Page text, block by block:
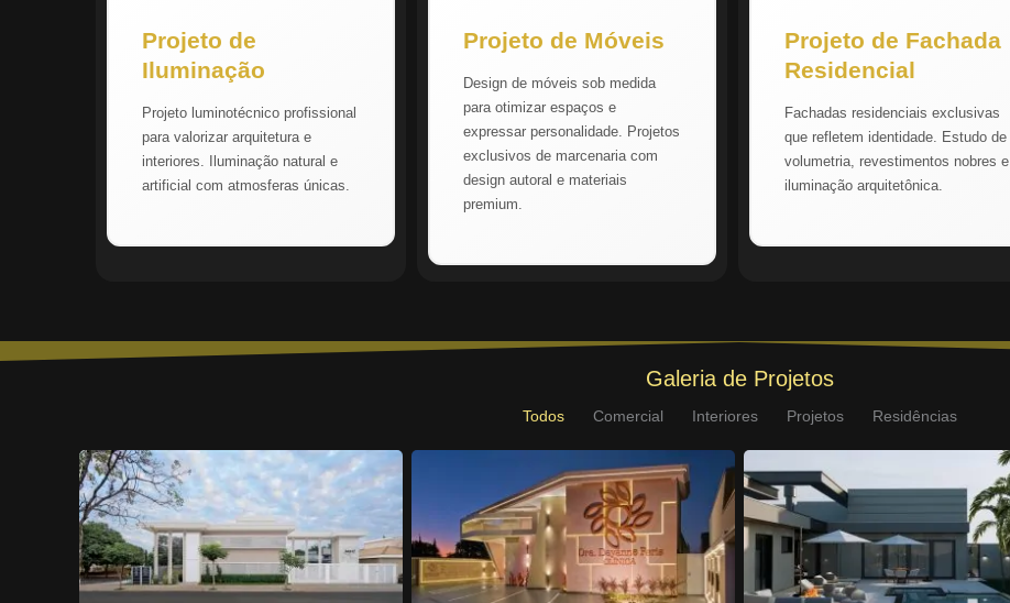
Projeto de
Iluminação
Projeto luminotécnico profissional
para valorizar arquitetura e
interiores. Iluminação natural e
artificial com atmosferas únicas.
Projeto de Móveis
Design de móveis sob medida
para otimizar espaços e
expressar personalidade. Projetos
exclusivos de marcenaria com
design autoral e materiais
premium.
Projeto de Fachada
Residencial
Fachadas residenciais exclusivas
que refletem identidade. Estudo de
volumetria, revestimentos nobres e
iluminação arquitetônica.
Galeria de Projetos
Todos Comercial Interiores Projetos Residências